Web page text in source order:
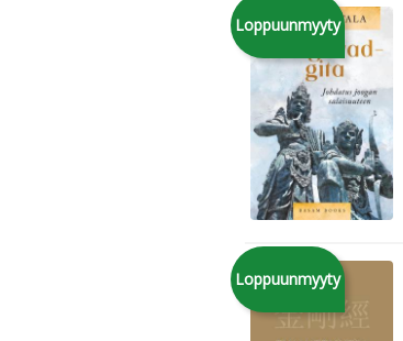
Loppuunmyyty
Loppuunmyyty